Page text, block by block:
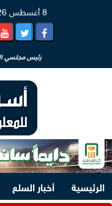
8 أغسطس 2026
رئيس مجلسي
الرئيسية أخبار السلع